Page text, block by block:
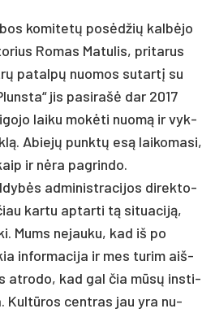
ko­mi­tetų po­sėdžių kalbė­jo
Ro­mas Ma­tu­lis, pri­ta­rus
pa­talpų nuo­mos su­tartį su
jis pa­si­rašė dar 2017
lai­ku mokė­ti nuo­mą ir vyk­
Abiejų punktų esą lai­ko­ma­si,
ir nėra pa­grin­do.
ad­mi­nist­ra­ci­jos di­rek­to­
kar­tu ap­tar­ti tą si­tua­ciją,
Mums ne­jau­ku, kad iš po
in­for­ma­ci­ja ir mes tu­rim aiš­
at­ro­do, kad gal čia mūsų ins­ti­
Kultū­ros cent­ras jau yra nu­